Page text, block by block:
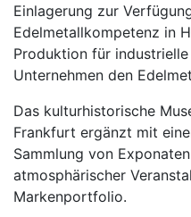
Einlagerung zur
Edelmetallkompetenz in
Produktion für
Unternehmen den
Das kulturhistorische
Frankfurt ergänzt mit
Sammlung von
atmosphärischer
Markenportfolio.